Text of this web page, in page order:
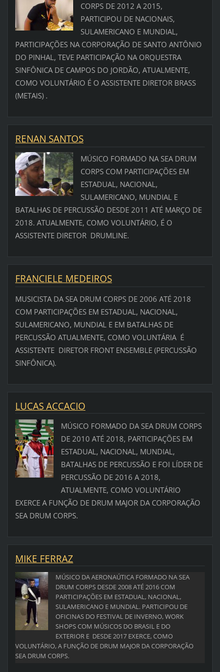
CORPS DE 2012 A 2015,
PARTICIPOU DE NACIONAIS,
SULAMERICANO E MUNDIAL,
PARTICIPAÇÕES NA CORPORAÇÃO DE SANTO ANTÔNIO
DO PINHAL, TEVE PARTICIPAÇÃO NA ORQUESTRA
SINFÔNICA DE CAMPOS DO JORDÃO, ATUALMENTE,
COMO VOLUNTÁRIO É O ASSISTENTE DIRETOR BRASS
(METAIS) .
RENAN SANTOS
MÚSICO FORMADO NA SEA DRUM
CORPS COM PARTICIPAÇÕES EM
ESTADUAL, NACIONAL,
SULAMERICANO, MUNDIAL E
BATALHAS DE PERCUSSÃO DESDE 2011 ATÉ MARÇO DE
2018. ATUALMENTE, COMO VOLUNTÁRIO, É O
ASSISTENTE DIRETOR DRUMLINE.
FRANCIELE MEDEIROS
MUSICISTA DA SEA DRUM CORPS DE 2006 ATÉ 2018
COM PARTICIPAÇÕES EM ESTADUAL, NACIONAL,
SULAMERICANO, MUNDIAL E EM BATALHAS DE
PERCUSSÃO ATUALMENTE, COMO VOLUNTÁRIA É
ASSISTENTE DIRETOR FRONT ENSEMBLE (PERCUSSÃO
SINFÔNICA).
LUCAS ACCACIO
MÚSICO FORMADO DA SEA DRUM CORPS
DE 2010 ATÉ 2018, PARTICIPAÇÕES EM
ESTADUAL, NACIONAL, MUNDIAL,
BATALHAS DE PERCUSSÃO E FOI LÍDER DE
PERCUSSÃO DE 2016 A 2018,
ATUALMENTE, COMO VOLUNTÁRIO
EXERCE A FUNÇÃO DE DRUM MAJOR DA CORPORAÇÃO
SEA DRUM CORPS.
MIKE FERRAZ
MÚSICO DA AERONAÚTICA FORMADO NA SEA
DRUM CORPS DESDE 2008 ATÉ 2016 COM
PARTICIPAÇÕES EM ESTADUAL, NACIONAL,
SULAMERICANO E MUNDIAL. PARTICIPOU DE
OFICINAS DO FESTIVAL DE INVERNO, WORK
SHOPS COM MÚSICOS DO BRASIL E DO
EXTERIOR E DESDE 2017 EXERCE, COMO
VOLUNTÁRIO, A FUNÇÃO DE DRUM MAJOR DA CORPORAÇÃO
SEA DRUM CORPS.